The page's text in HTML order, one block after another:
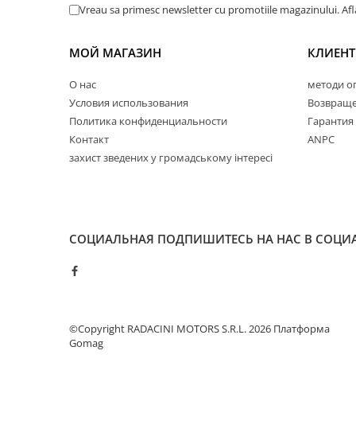
Vreau sa primesc newsletter cu promotiile magazinului.
МОЙ МАГАЗИН
O нac
Условия использования
Политика конфиденциальности
Контакт
захист зведених у громадському інтересі
методи
ANPC
СОЦИАЛЬНАЯ ПОДПИШИТЕСЬ НА НАС В
©Copyright RADACINI MOTORS S.R.L. 2026 Платформа
Gomag